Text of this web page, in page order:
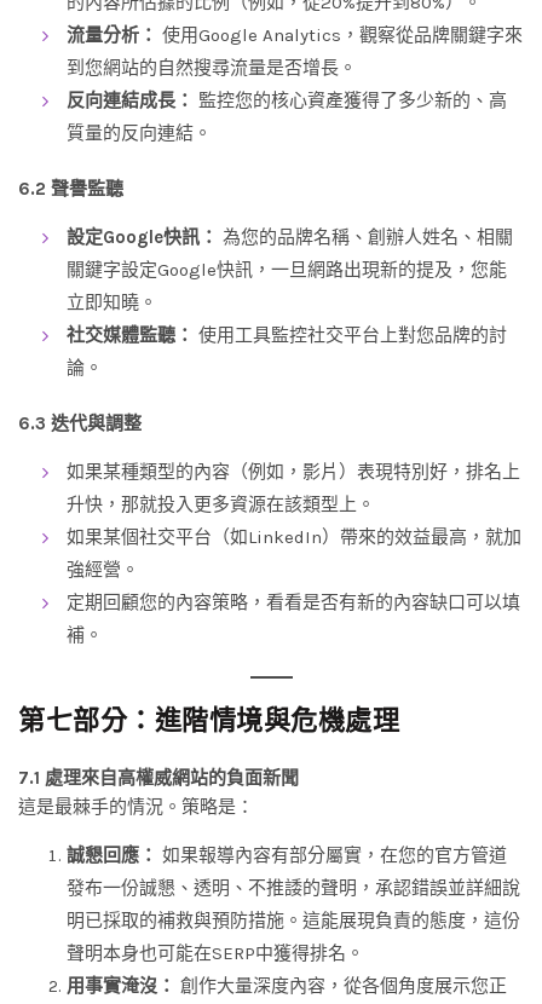
流量分析： 使用Google Analytics，觀察從品牌關鍵字來
到您網站的自然搜尋流量是否增長。
反向連結成長： 監控您的核心資產獲得了多少新的、高
質量的反向連結。
6.2 聲譽監聽
設定Google快訊： 為您的品牌名稱、創辦人姓名、相關
關鍵字設定Google快訊，一旦網路出現新的提及，您能
立即知曉。
社交媒體監聽： 使用工具監控社交平台上對您品牌的討
論。
6.3 迭代與調整
如果某種類型的內容（例如，影片）表現特別好，排名上
升快，那就投入更多資源在該類型上。
如果某個社交平台（如LinkedIn）帶來的效益最高，就加
強經營。
定期回顧您的內容策略，看看是否有新的內容缺口可以填
補。
第七部分：進階情境與危機處理
7.1 處理來自高權威網站的負面新聞
這是最棘手的情況。策略是：
誠懇回應： 如果報導內容有部分屬實，在您的官方管道
發布一份誠懇、透明、不推諉的聲明，承認錯誤並詳細說
明已採取的補救與預防措施。這能展現負責的態度，這份
聲明本身也可能在SERP中獲得排名。
用事實淹沒： 創作大量深度內容，從各個角度展示您正